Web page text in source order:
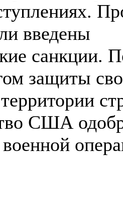
введены
санкции.
защиты
США